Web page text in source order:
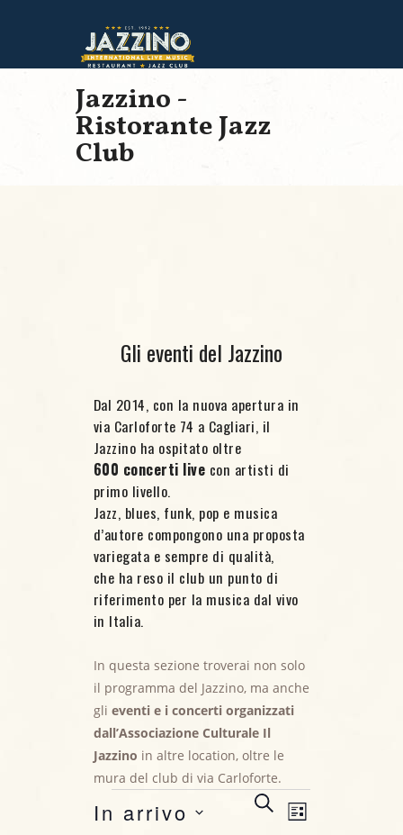
Jazzino -
Ristorante Jazz
Club
Gli eventi del Jazzino
Dal 2014, con la nuova apertura in
via Carloforte 74 a Cagliari, il
Jazzino ha ospitato oltre
600 concerti live con artisti di
primo livello.
Jazz, blues, funk, pop e musica
d’autore compongono una proposta
variegata e sempre di qualità,
che ha reso il club un punto di
riferimento per la musica dal vivo
in Italia.
In questa sezione troverai non solo
il programma del Jazzino, ma anche
gli eventi e i concerti organizzati
dall’Associazione Culturale Il
Jazzino in altre location, oltre le
mura del club di via Carloforte.
Eventi
E
C
E
L
In arrivo